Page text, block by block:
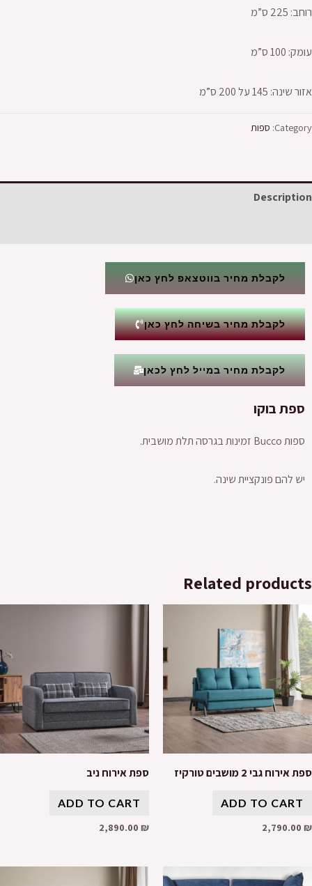
רוחב: 225 ס”מ
עומק: 100 ס”מ
אזור שינה: 145 על 200 ס”מ
Category: ספות
Description
לקבלת מחיר בווטצאפ לחץ כאן
לקבלת מחיר בשיחה לחץ כאן
לקבלת מחיר במייל לחץ לכאן
ספת בוקו
ספות Bucco זמינות בגרסה תלת מושבית.
יש להם פונקציית שינה.
Related products
ספת אירוח גבי 2 מושבים טורקיז
ADD TO CART
2,790.00 ₪
ספת אירוח ניב
ADD TO CART
2,890.00 ₪